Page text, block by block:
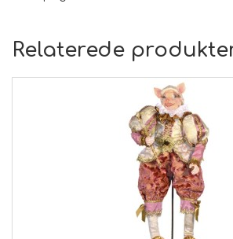
Relaterede